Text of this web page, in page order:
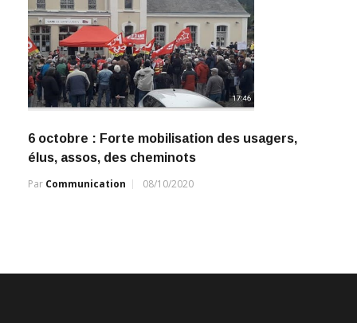
6 octobre : Forte mobilisation des usagers,
élus, assos, des cheminots
Par Communication 08/10/2020